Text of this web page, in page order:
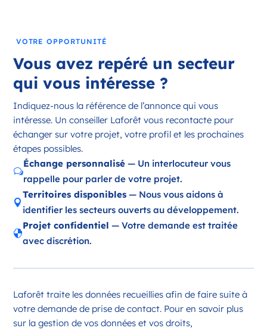
Candidater
Opportunité d’ouverture à Ambazac
Ambazac Nouvelle-Aquitaine
France
Référence: 87002
Plus d'infos
Candidater
Opportunité d’ouverture à Châteauroux
Châteauroux Centre-Val de Loire
France
VOTRE OPPORTUNITÉ
Vous avez repéré un secteur
qui vous intéresse ?
Indiquez-nous la référence de l’annonce qui vous
intéresse. Un conseiller Laforêt vous recontacte pour
échanger sur votre projet, votre profil et les prochaines
étapes possibles.
w
Échange personnalisé — Un interlocuteur vous
rappelle pour parler de votre projet.

Territoires disponibles — Nous vous aidons à
identifier les secteurs ouverts au développement.

Projet confidentiel — Votre demande est traitée
avec discrétion.
Laforêt traite les données recueillies afin de faire suite à
votre demande de prise de contact. Pour en savoir plus
sur la gestion de vos données et vos droits,